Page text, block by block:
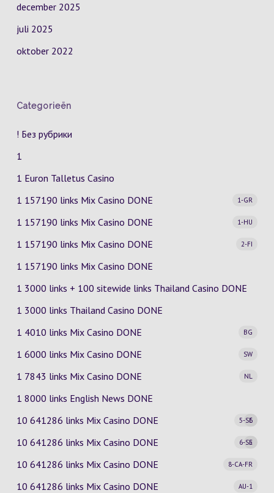
december 2025
juli 2025
oktober 2022
Categorieën
! Без рубрики
1
1 Euron Talletus Casino
1 157190 links Mix Casino
1-GR
DONE
1 157190 links Mix Casino
1-HU
DONE
1 157190 links Mix Casino
2-FI
DONE
1 157190 links Mix Casino DONE
1 3000 links + 100 sitewide links Thailand Casino DONE
1 3000 links Thailand Casino DONE
1 4010 links Mix Casino
BG
DONE
1 6000 links Mix Casino
SW
DONE
1 7843 links Mix Casino
NL
DONE
1 8000 links English News DONE
10 641286 links Mix Casino
5-SE
6
DONE
10 641286 links Mix Casino
6-SE
5
DONE
10 641286 links Mix Casino
8-CA-FR
DONE
10 641286 links Mix Casino
AU-1
DONE